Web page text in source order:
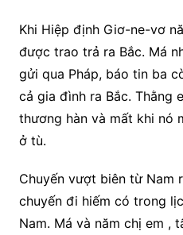
Khi Hiệp định Giơ-ne-vơ
được trao trả ra Bắc. Má
gửi qua Pháp, báo tin ba
cả gia đình ra Bắc. Thằng
thương hàn và mất khi nó
ở tù.
Chuyến vượt biên từ Nam
chuyến đi hiếm có trong
Nam. Má và năm chị em ,